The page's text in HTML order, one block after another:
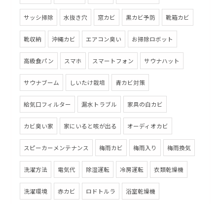
サッシ掃除 水抜き穴 窓カビ 黒カビ予防 靴箱カビ
靴収納 沖縄カビ エアコン臭い お掃除ロボット
高級食パン スマホ スマートフォン サウナハット
サウナブーム しいたけ栽培 青カビ対策
給気口フィルター 漏水トラブル 家具の白カビ
カビ臭い家 家にいると咳が出る オーディオカビ
スピーカーメンテナンス 梅雨カビ 梅雨入り 梅雨換気
洗濯方法 電気代 除湿運転 冷房運転 衣類乾燥機
洗濯環境 赤カビ ロドトルラ 浴室乾燥機